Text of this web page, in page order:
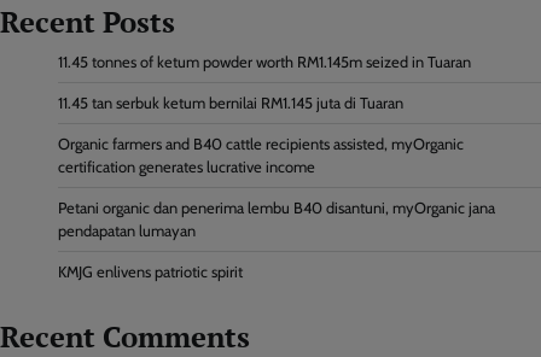
Recent Posts
11.45 tonnes of ketum powder worth RM1.145m seized in Tuaran
11.45 tan serbuk ketum bernilai RM1.145 juta di Tuaran
Organic farmers and B40 cattle recipients assisted, myOrganic
certification generates lucrative income
Petani organic dan penerima lembu B40 disantuni, myOrganic jana
pendapatan lumayan
KMJG enlivens patriotic spirit
Recent Comments